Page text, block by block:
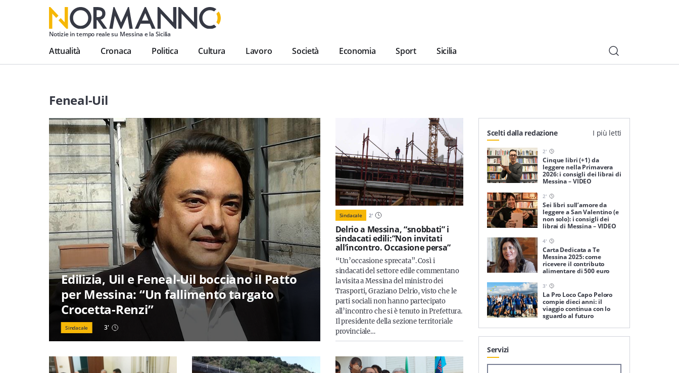
Notizie in tempo reale su Messina e la Sicilia
Attualità Cronaca Politica Cultura Lavoro Società Economia Sport Sicilia
Feneal-Uil
Edilizia, Uil e Feneal-Uil bocciano il Patto
per Messina: “Un fallimento targato
Crocetta-Renzi”
Sindacale 3'
Sindacale 2'
Delrio a Messina, “snobbati” i
sindacati edili:”Non invitati
all’incontro. Occasione persa”
“Un’occasione sprecata”. Così i
sindacati del settore edile commentano
la visita a Messina del ministro dei
Trasporti, Graziano Delrio, visto che le
parti sociali non hanno partecipato
all’incontro che si è tenuto in Prefettura.
Il presidente della sezione territoriale
provinciale…
Scelti dalla redazione I più letti
2'
Cinque libri (+1) da
leggere nella Primavera
2026: i consigli dei librai di
Messina – VIDEO
2'
Sei libri sull’amore da
leggere a San Valentino (e
non solo): i consigli dei
librai di Messina – VIDEO
4'
Carta Dedicata a Te
Messina 2025: come
ricevere il contributo
alimentare di 500 euro
3'
La Pro Loco Capo Peloro
compie dieci anni: il
viaggio continua con lo
sguardo al futuro
Servizi